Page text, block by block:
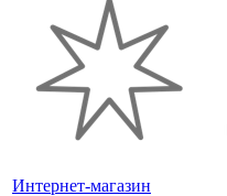
Интернет-магазин